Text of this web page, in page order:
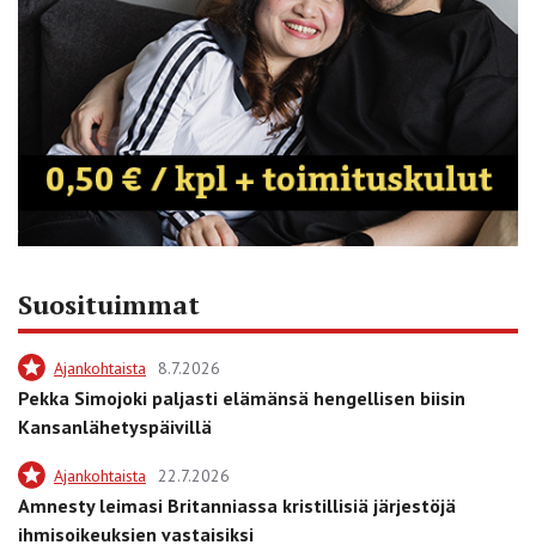
Suosituimmat
Ajankohtaista 8.7.2026
Pekka Simojoki paljasti elämänsä hengellisen biisin
Kansanlähetyspäivillä
Ajankohtaista 22.7.2026
Amnesty leimasi Britanniassa kristillisiä järjestöjä
ihmisoikeuksien vastaisiksi